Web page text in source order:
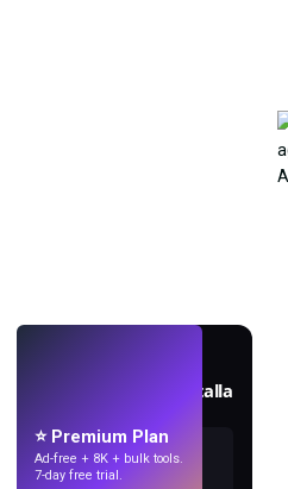
Crea fondos de pantalla
⭐ Premium Plan
Ad-free + 8K + bulk tools.
7-day free trial.